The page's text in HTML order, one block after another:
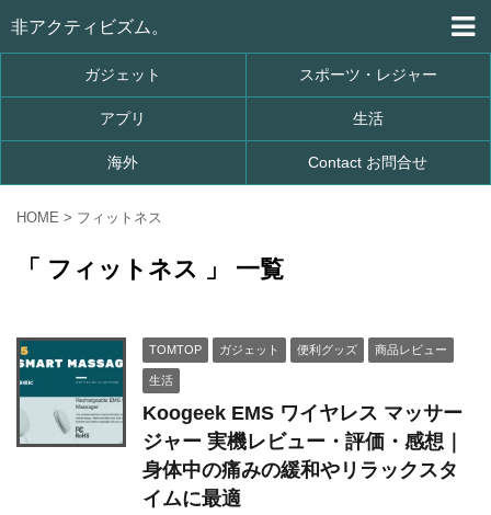
非アクティビズム。
ガジェット スポーツ・レジャー
アプリ 生活
海外 Contact お問合せ
HOME > フィットネス
「 フィットネス 」 一覧
TOMTOP ガジェット 便利グッズ 商品レビュー
生活
Koogeek EMS ワイヤレス マッサー
ジャー 実機レビュー・評価・感想｜
身体中の痛みの緩和やリラックスタ
イムに最適